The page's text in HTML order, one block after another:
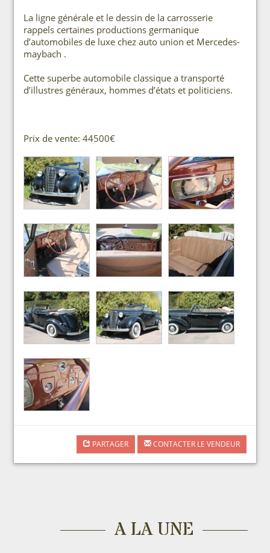
La ligne générale et le dessin de la carrosserie
rappels certaines productions germanique
d’automobiles de luxe chez auto union et Mercedes-
maybach .
Cette superbe automobile classique a transporté
d’illustres généraux, hommes d’états et politiciens.
Prix de vente: 44500€
PARTAGER CONTACTER LE VENDEUR
A LA UNE